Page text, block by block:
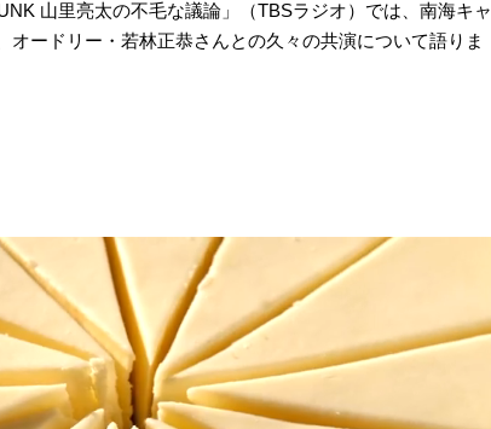
山里亮太の不毛な議論」（TBSラジオ）では、南海キャ
オードリー・若林正恭さんとの久々の共演について語りま